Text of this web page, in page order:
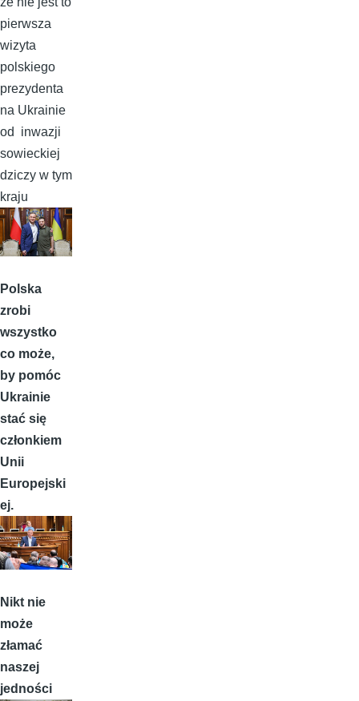
pierwsza
wizyta
polskiego
prezydenta
na Ukrainie
od inwazji
sowieckiej
dziczy w tym
kraju
Polska
zrobi
wszystko
co może,
by pomóc
Ukrainie
stać się
członkiem
Unii
Europejski
ej.
Nikt nie
może
złamać
naszej
jedności